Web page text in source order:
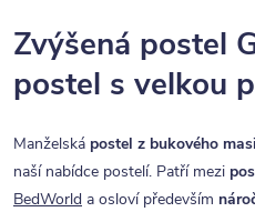
Zvýšená postel
postel s velkou
Manželská postel z bukového
naší nabídce postelí. Patří mezi
BedWorld a osloví především